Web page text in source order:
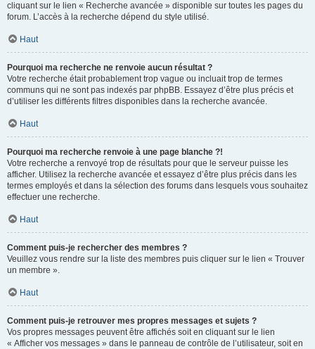
cliquant sur le lien « Recherche avancée » disponible sur toutes les pages du
forum. L’accès à la recherche dépend du style utilisé.
Haut
Pourquoi ma recherche ne renvoie aucun résultat ?
Votre recherche était probablement trop vague ou incluait trop de termes
communs qui ne sont pas indexés par phpBB. Essayez d’être plus précis et
d’utiliser les différents filtres disponibles dans la recherche avancée.
Haut
Pourquoi ma recherche renvoie à une page blanche ?!
Votre recherche a renvoyé trop de résultats pour que le serveur puisse les
afficher. Utilisez la recherche avancée et essayez d’être plus précis dans les
termes employés et dans la sélection des forums dans lesquels vous souhaitez
effectuer une recherche.
Haut
Comment puis-je rechercher des membres ?
Veuillez vous rendre sur la liste des membres puis cliquer sur le lien « Trouver
un membre ».
Haut
Comment puis-je retrouver mes propres messages et sujets ?
Vos propres messages peuvent être affichés soit en cliquant sur le lien
« Afficher vos messages » dans le panneau de contrôle de l’utilisateur, soit en